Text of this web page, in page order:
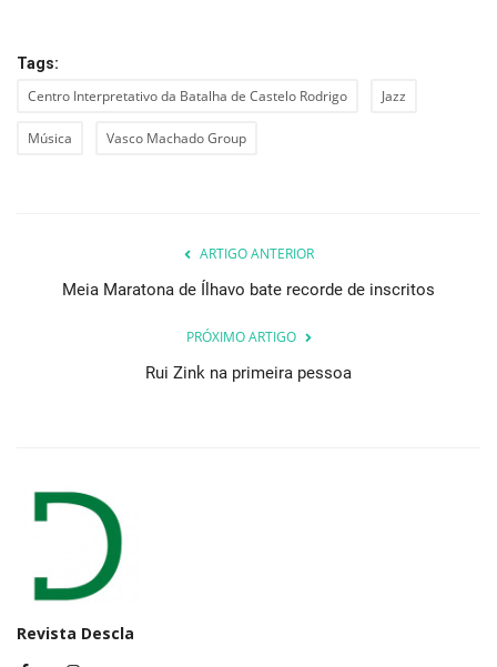
Tags:
Centro Interpretativo da Batalha de Castelo Rodrigo Jazz
Música Vasco Machado Group
ARTIGO ANTERIOR
Meia Maratona de Ílhavo bate recorde de inscritos
PRÓXIMO ARTIGO
Rui Zink na primeira pessoa
Revista Descla